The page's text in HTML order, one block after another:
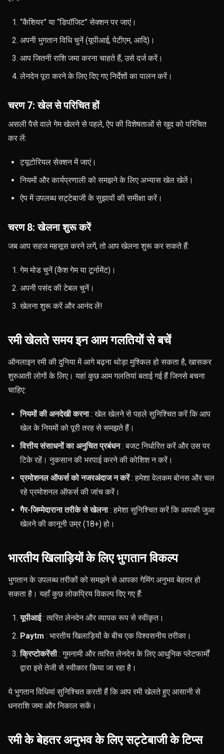
“कैशियर” या “डिपॉजिट” सेक्शन पर जाएं।
अपनी भुगतान विधि चुनें (यूपीआई, पेटीएम, आदि)।
आप जितनी राशि जमा करना चाहते हैं, उसे दर्ज करें।
लेनदेन पूरा करने के लिए दिए गए निर्देशों का पालन करें।
चरण 7: खेल से परिचित हों
असली पैसे वाले गेम खेलने से पहले, ऐप की विशेषताओं से खुद को परिचित
कर लें:
ट्यूटोरियल सेक्शन में जाएं।
नियमों और कार्यप्रणाली को समझने के लिए अभ्यास खेल खेलें।
ऐप में उपलब्ध सट्टेबाजी के सुझावों की समीक्षा करें।
चरण 8: खेलना शुरू करें
जब आप सहज महसूस करने लगें, तो आप खेलना शुरू कर सकते हैं:
गेम मोड चुनें (कैश गेम या टूर्नामेंट)।
अपनी पसंद की टेबल चुनें।
खेलना शुरू करें और आनंद लें!
रमी खेलते समय इन आम गलतियों से बचें
ऑनलाइन रमी की दुनिया में आगे बढ़ना थोड़ा मुश्किल हो सकता है, खासकर
शुरुआती लोगों के लिए। यहां कुछ आम गलतियां बताई गई हैं जिनसे बचना
चाहिए:
नियमों की अनदेखी करना: खेल खेलने से पहले सुनिश्चित करें कि आप
खेल के नियमों को पूरी तरह से समझते हैं।
वित्तीय संसाधनों का अनुचित प्रबंधन: बजट निर्धारित करें और उस पर
टिके रहें। नुकसान की भरपाई करने की कोशिश न करें।
प्रमोशनल ऑफर्स को नजरअंदाज न करें: हमेशा वेलकम बोनस और चल
रहे प्रमोशनल ऑफर्स की जांच करें।
गैर-जिम्मेदाराना तरीके से खेलना: हमेशा सुनिश्चित करें कि आपकी जुआ
खेलने की कानूनी उम्र (18+) हो।
भारतीय खिलाड़ियों के लिए भुगतान विकल्प
भुगतान के उपलब्ध तरीकों को समझने से आपका गेमिंग अनुभव बेहतर हो
सकता है। यहाँ कुछ लोकप्रिय विकल्प दिए गए हैं:
यूपीआई: त्वरित लेनदेन और व्यापक रूप से स्वीकृत।
Paytm : भारतीय खिलाड़ियों के बीच एक विश्वसनीय तरीका।
क्रिप्टोकरेंसी: गुमनामी और त्वरित लेनदेन के लिए आधुनिक प्लेटफार्मों
द्वारा इसे तेजी से स्वीकार किया जा रहा है।
ये भुगतान विधियां सुनिश्चित करती हैं कि आप रमी खेलते हुए आसानी से
धनराशि जमा और निकाल सकें।
रमी के बेहतर अनुभव के लिए सट्टेबाजी के टिप्स